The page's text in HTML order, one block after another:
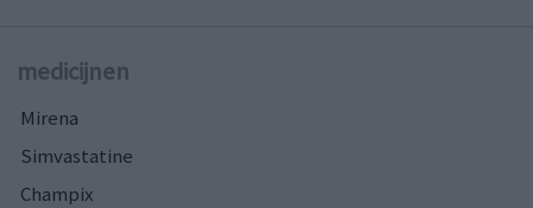
medicijnen
Mirena
Simvastatine
Champix